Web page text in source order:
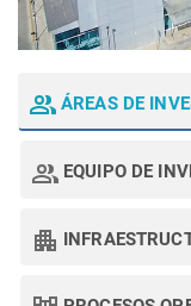
ÁREAS DE
EQUIPO DE